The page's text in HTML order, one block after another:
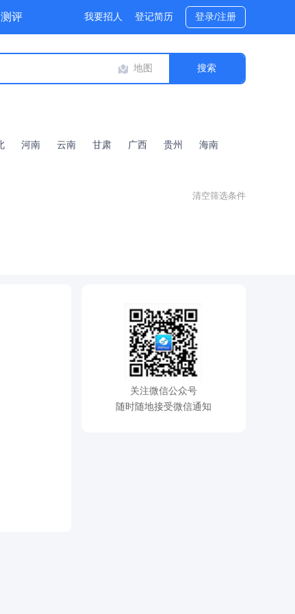
测评 我要招人 登记简历 登录/注册
地图
河南 云南 甘肃 广西 贵州
海南
清空筛选条件
关注微信公众号
随时随地接受微信通知